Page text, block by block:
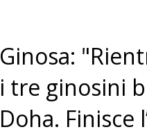
Ginosa:
i tre ginosini
Doha. Finisce